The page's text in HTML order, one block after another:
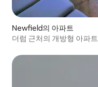
Newfield의 아파트
더럼 근처의 개방형 아파트